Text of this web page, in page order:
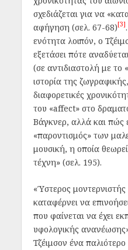
σχεδιάζεται για να
αφήγηση (σελ. 67-68)[3]
ενότητα λοιπόν, ο
εξετάσει πότε
(σε αντιδιαστολή με το
ιστορία της
διαφορετικές
του «affect» στο
Βάγκνερ, αλλά και πώς
«παροντισμός» των
μουσική, η οποία
τέχνη» (σελ. 195).
«Ύστερος
καταφέρνει να
που φαίνεται να έχει
υφολογικής
Τζέιμσον ένα